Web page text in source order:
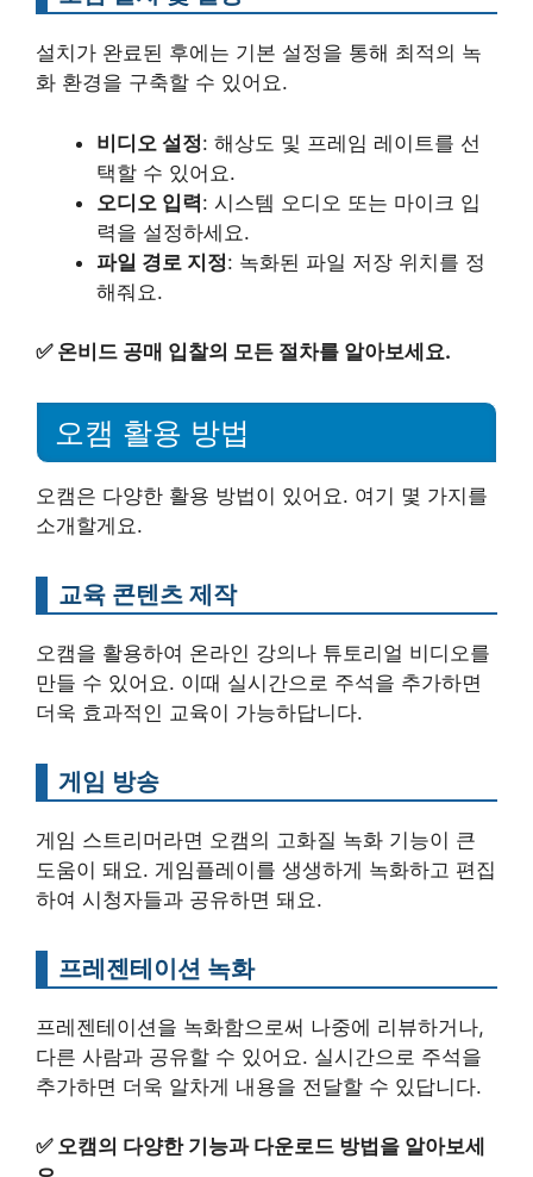
설치가 완료된 후에는 기본 설정을 통해 최적의 녹
화 환경을 구축할 수 있어요.
비디오 설정: 해상도 및 프레임 레이트를 선
택할 수 있어요.
오디오 입력: 시스템 오디오 또는 마이크 입
력을 설정하세요.
파일 경로 지정: 녹화된 파일 저장 위치를 정
해줘요.
✅ 온비드 공매 입찰의 모든 절차를 알아보세요.
오캠 활용 방법
오캠은 다양한 활용 방법이 있어요. 여기 몇 가지를
소개할게요.
교육 콘텐츠 제작
오캠을 활용하여 온라인 강의나 튜토리얼 비디오를
만들 수 있어요. 이때 실시간으로 주석을 추가하면
더욱 효과적인 교육이 가능하답니다.
게임 방송
게임 스트리머라면 오캠의 고화질 녹화 기능이 큰
도움이 돼요. 게임플레이를 생생하게 녹화하고 편집
하여 시청자들과 공유하면 돼요.
프레젠테이션 녹화
프레젠테이션을 녹화함으로써 나중에 리뷰하거나,
다른 사람과 공유할 수 있어요. 실시간으로 주석을
추가하면 더욱 알차게 내용을 전달할 수 있답니다.
✅ 오캠의 다양한 기능과 다운로드 방법을 알아보세